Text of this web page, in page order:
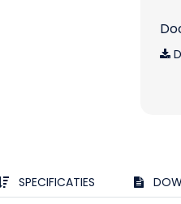
SPECIFICATIES